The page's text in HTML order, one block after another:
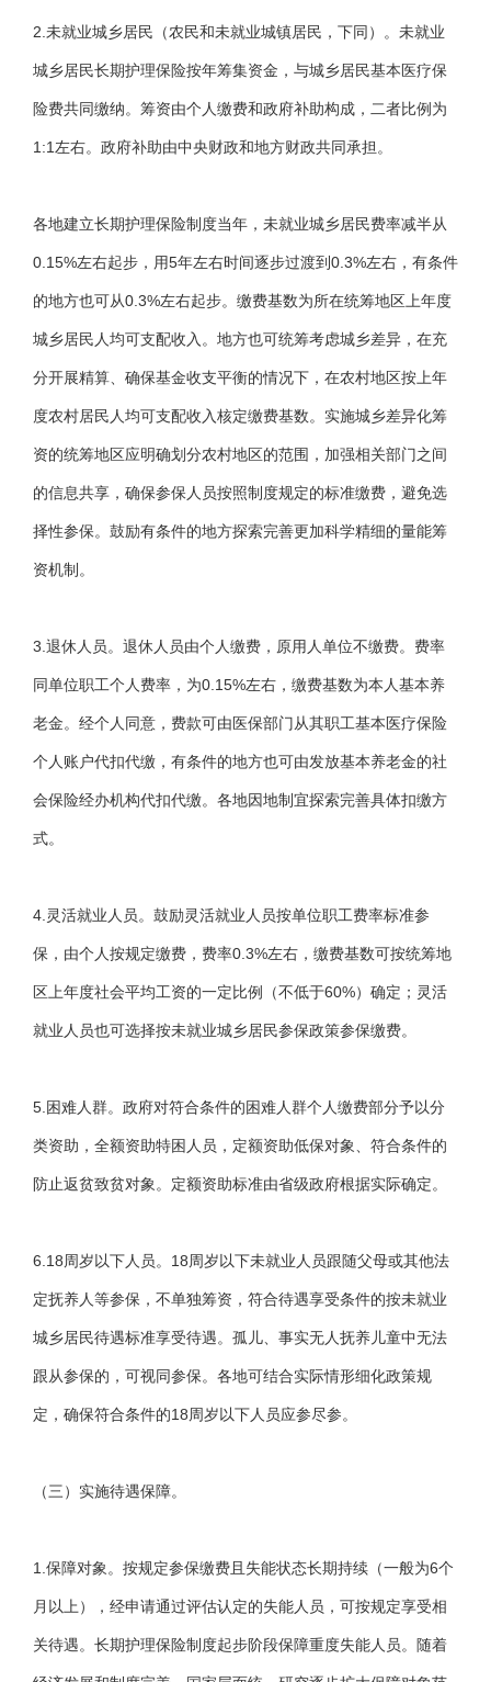
2.未就业城乡居民（农民和未就业城镇居民，下同）。未就业
城乡居民长期护理保险按年筹集资金，与城乡居民基本医疗保
险费共同缴纳。筹资由个人缴费和政府补助构成，二者比例为
1:1左右。政府补助由中央财政和地方财政共同承担。
各地建立长期护理保险制度当年，未就业城乡居民费率减半从
0.15%左右起步，用5年左右时间逐步过渡到0.3%左右，有条件
的地方也可从0.3%左右起步。缴费基数为所在统筹地区上年度
城乡居民人均可支配收入。地方也可统筹考虑城乡差异，在充
分开展精算、确保基金收支平衡的情况下，在农村地区按上年
度农村居民人均可支配收入核定缴费基数。实施城乡差异化筹
资的统筹地区应明确划分农村地区的范围，加强相关部门之间
的信息共享，确保参保人员按照制度规定的标准缴费，避免选
择性参保。鼓励有条件的地方探索完善更加科学精细的量能筹
资机制。
3.退休人员。退休人员由个人缴费，原用人单位不缴费。费率
同单位职工个人费率，为0.15%左右，缴费基数为本人基本养
老金。经个人同意，费款可由医保部门从其职工基本医疗保险
个人账户代扣代缴，有条件的地方也可由发放基本养老金的社
会保险经办机构代扣代缴。各地因地制宜探索完善具体扣缴方
式。
4.灵活就业人员。鼓励灵活就业人员按单位职工费率标准参
保，由个人按规定缴费，费率0.3%左右，缴费基数可按统筹地
区上年度社会平均工资的一定比例（不低于60%）确定；灵活
就业人员也可选择按未就业城乡居民参保政策参保缴费。
5.困难人群。政府对符合条件的困难人群个人缴费部分予以分
类资助，全额资助特困人员，定额资助低保对象、符合条件的
防止返贫致贫对象。定额资助标准由省级政府根据实际确定。
6.18周岁以下人员。18周岁以下未就业人员跟随父母或其他法
定抚养人等参保，不单独筹资，符合待遇享受条件的按未就业
城乡居民待遇标准享受待遇。孤儿、事实无人抚养儿童中无法
跟从参保的，可视同参保。各地可结合实际情形细化政策规
定，确保符合条件的18周岁以下人员应参尽参。
（三）实施待遇保障。
1.保障对象。按规定参保缴费且失能状态长期持续（一般为6个
月以上），经申请通过评估认定的失能人员，可按规定享受相
关待遇。长期护理保险制度起步阶段保障重度失能人员。随着